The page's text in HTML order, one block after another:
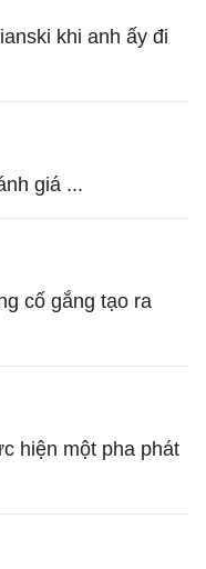
khi anh ấy đi
giá ...
cố gắng tạo ra
hiện một pha phát